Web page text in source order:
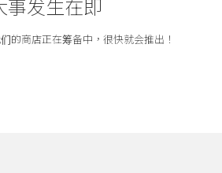
事发生在即
的商店正在筹备中，很快就会推出！